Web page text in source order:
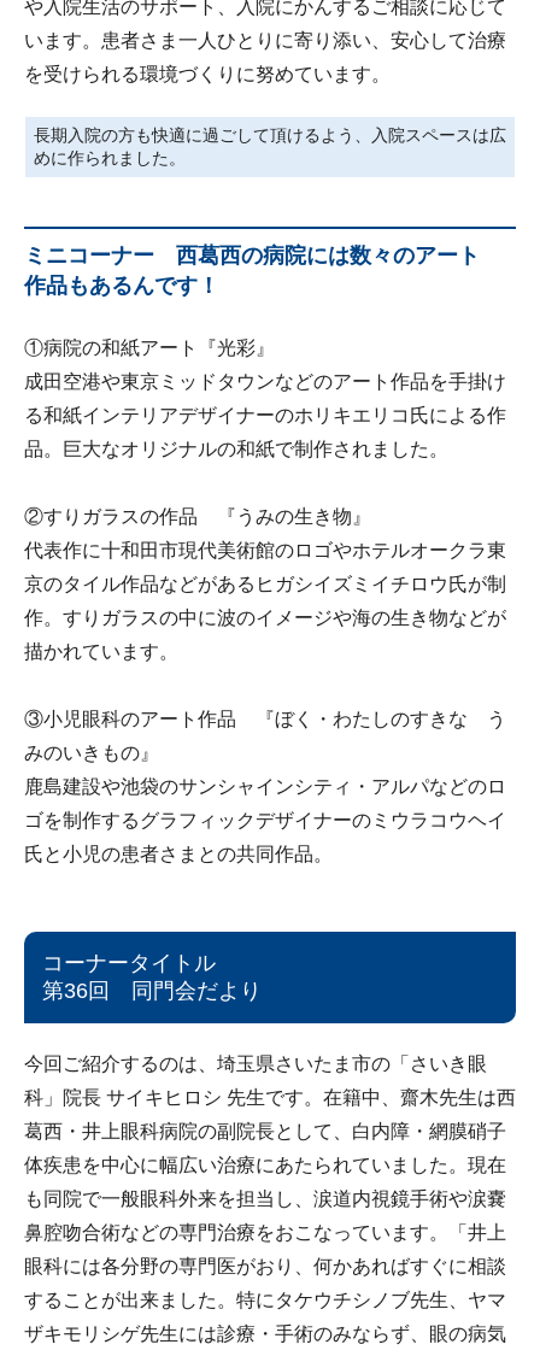
や入院生活のサポート、入院にかんするご相談に応じて
います。患者さま一人ひとりに寄り添い、安心して治療
を受けられる環境づくりに努めています。
長期入院の方も快適に過ごして頂けるよう、入院スペースは広
めに作られました。
ミニコーナー 西葛西の病院には数々のアート
作品もあるんです！
①病院の和紙アート『光彩』
成田空港や東京ミッドタウンなどのアート作品を手掛け
る和紙インテリアデザイナーのホリキエリコ氏による作
品。巨大なオリジナルの和紙で制作されました。
②すりガラスの作品 『うみの生き物』
代表作に十和田市現代美術館のロゴやホテルオークラ東
京のタイル作品などがあるヒガシイズミイチロウ氏が制
作。すりガラスの中に波のイメージや海の生き物などが
描かれています。
③小児眼科のアート作品 『ぼく・わたしのすきな う
みのいきもの』
鹿島建設や池袋のサンシャインシティ・アルパなどのロ
ゴを制作するグラフィックデザイナーのミウラコウヘイ
氏と小児の患者さまとの共同作品。
コーナータイトル
第36回 同門会だより
今回ご紹介するのは、埼玉県さいたま市の「さいき眼
科」院長 サイキヒロシ 先生です。在籍中、齋木先生は西
葛西・井上眼科病院の副院長として、白内障・網膜硝子
体疾患を中心に幅広い治療にあたられていました。現在
も同院で一般眼科外来を担当し、涙道内視鏡手術や涙嚢
鼻腔吻合術などの専門治療をおこなっています。「井上
眼科には各分野の専門医がおり、何かあればすぐに相談
することが出来ました。特にタケウチシノブ先生、ヤマ
ザキモリシゲ先生には診療・手術のみならず、眼の病気